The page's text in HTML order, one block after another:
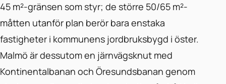
45 m²-gränsen som styr; de större 50/65 m²-
måtten utanför plan berör bara enstaka
fastigheter i kommunens jordbruksbygd i öster.
Malmö är dessutom en järnvägsknut med
Kontinentalbanan och Öresundsbanan genom